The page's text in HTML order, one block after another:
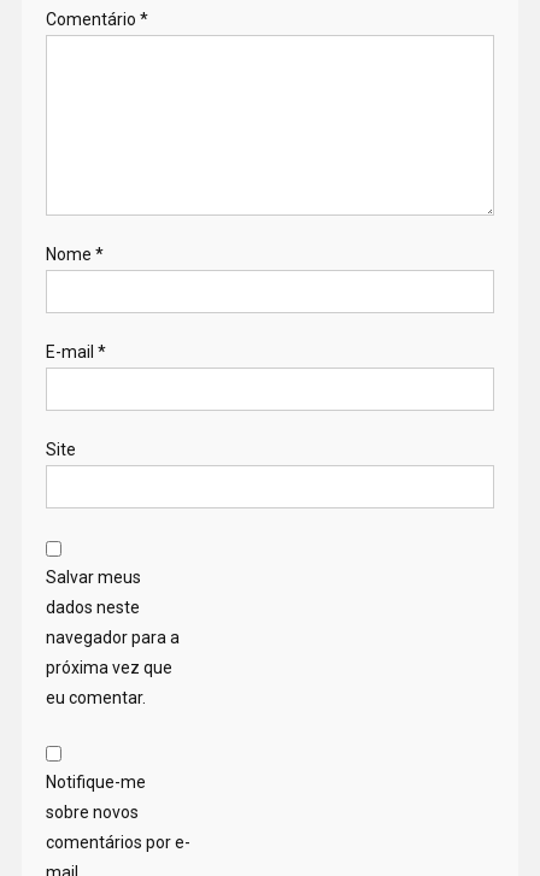
Comentário *
Nome *
E-mail *
Site
Salvar meus
dados neste
navegador para a
próxima vez que
eu comentar.
Notifique-me
sobre novos
comentários por e-